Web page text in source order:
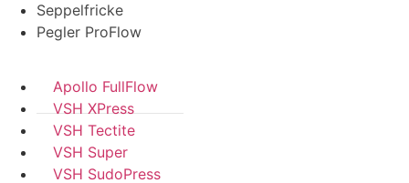
Seppelfricke
Pegler ProFlow
Apollo FullFlow
VSH XPress
VSH Tectite
VSH Super
VSH SudoPress